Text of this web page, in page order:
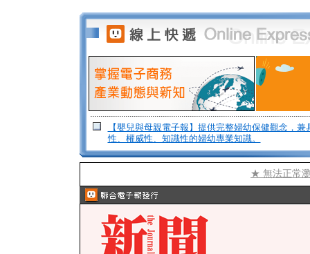
【嬰兒與母親電子報】提供完整婦幼保健觀念，兼
性、權威性、知識性的婦幼專業知識。
★ 無法正常